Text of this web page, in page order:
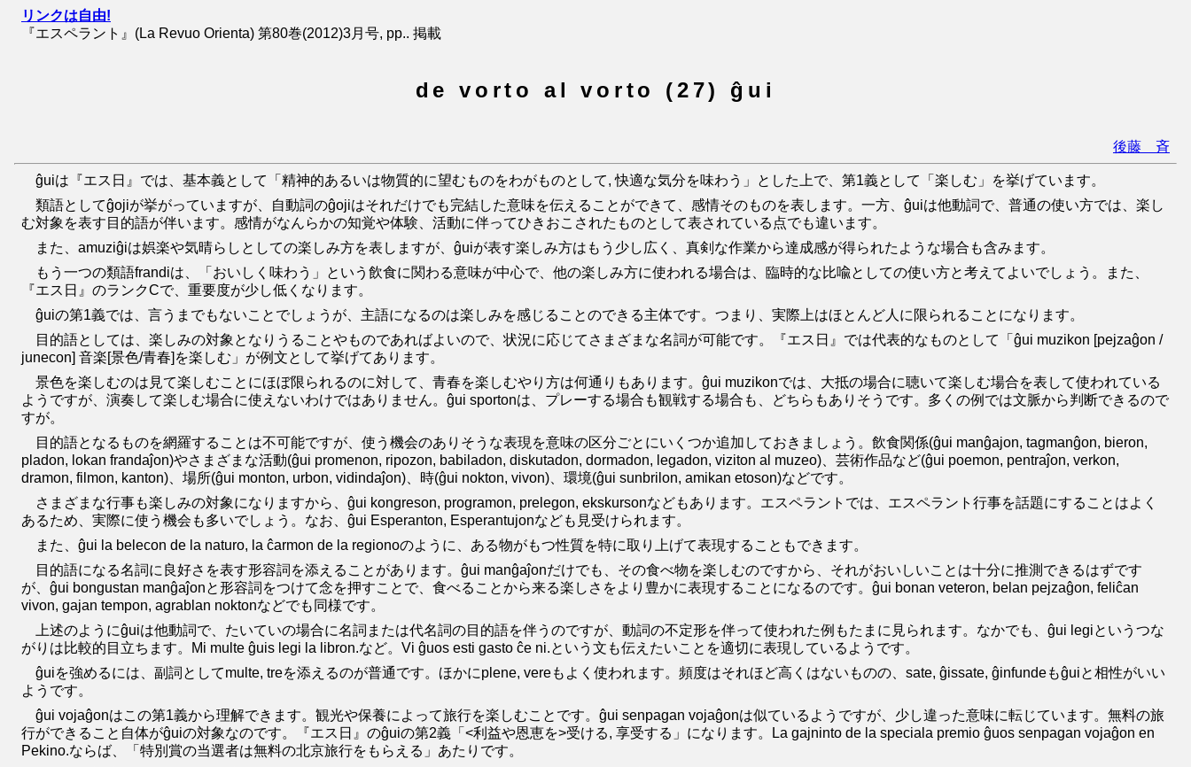
リンクは自由!
『エスペラント』(La Revuo Orienta) 第80巻(2012)3月号, pp.. 掲載
de vorto al vorto (27) ĝui
後藤 斉
ĝuiは『エス日』では、基本義として「精神的あるいは物質的に望むものをわがものとして, 快適な気分を味わう」とした上で、第1義として「楽しむ」を挙げています。
類語としてĝojiが挙がっていますが、自動詞のĝojiはそれだけでも完結した意味を伝えることができて、感情そのものを表します。一方、ĝuiは他動詞で、普通の使い方では、楽し
む対象を表す目的語が伴います。感情がなんらかの知覚や体験、活動に伴ってひきおこされたものとして表されている点でも違います。
また、amuziĝiは娯楽や気晴らしとしての楽しみ方を表しますが、ĝuiが表す楽しみ方はもう少し広く、真剣な作業から達成感が得られたような場合も含みます。
もう一つの類語frandiは、「おいしく味わう」という飲食に関わる意味が中心で、他の楽しみ方に使われる場合は、臨時的な比喩としての使い方と考えてよいでしょう。また、
『エス日』のランクCで、重要度が少し低くなります。
ĝuiの第1義では、言うまでもないことでしょうが、主語になるのは楽しみを感じることのできる主体です。つまり、実際上はほとんど人に限られることになります。
目的語としては、楽しみの対象となりうることやものであればよいので、状況に応じてさまざまな名詞が可能です。『エス日』では代表的なものとして「ĝui muzikon [pejzaĝon /
junecon] 音楽[景色/青春]を楽しむ」が例文として挙げてあります。
景色を楽しむのは見て楽しむことにほぼ限られるのに対して、青春を楽しむやり方は何通りもあります。ĝui muzikonでは、大抵の場合に聴いて楽しむ場合を表して使われている
ようですが、演奏して楽しむ場合に使えないわけではありません。ĝui sportonは、プレーする場合も観戦する場合も、どちらもありそうです。多くの例では文脈から判断できるので
すが。
目的語となるものを網羅することは不可能ですが、使う機会のありそうな表現を意味の区分ごとにいくつか追加しておきましょう。飲食関係(ĝui manĝajon, tagmanĝon, bieron,
pladon, lokan frandaĵon)やさまざまな活動(ĝui promenon, ripozon, babiladon, diskutadon, dormadon, legadon, viziton al muzeo)、芸術作品など(ĝui poemon, pentraĵon, verkon,
dramon, filmon, kanton)、場所(ĝui monton, urbon, vidindaĵon)、時(ĝui nokton, vivon)、環境(ĝui sunbrilon, amikan etoson)などです。
さまざまな行事も楽しみの対象になりますから、ĝui kongreson, programon, prelegon, ekskursonなどもあります。エスペラントでは、エスペラント行事を話題にすることはよく
あるため、実際に使う機会も多いでしょう。なお、ĝui Esperanton, Esperantujonなども見受けられます。
また、ĝui la belecon de la naturo, la ĉarmon de la regionoのように、ある物がもつ性質を特に取り上げて表現することもできます。
目的語になる名詞に良好さを表す形容詞を添えることがあります。ĝui manĝaĵonだけでも、その食べ物を楽しむのですから、それがおいしいことは十分に推測できるはずです
が、ĝui bongustan manĝaĵonと形容詞をつけて念を押すことで、食べることから来る楽しさをより豊かに表現することになるのです。ĝui bonan veteron, belan pejzaĝon, feliĉan
vivon, gajan tempon, agrablan noktonなどでも同様です。
上述のようにĝuiは他動詞で、たいていの場合に名詞または代名詞の目的語を伴うのですが、動詞の不定形を伴って使われた例もたまに見られます。なかでも、ĝui legiというつな
がりは比較的目立ちます。Mi multe ĝuis legi la libron.など。Vi ĝuos esti gasto ĉe ni.という文も伝えたいことを適切に表現しているようです。
ĝuiを強めるには、副詞としてmulte, treを添えるのが普通です。ほかにplene, vereもよく使われます。頻度はそれほど高くはないものの、sate, ĝissate, ĝinfundeもĝuiと相性がいい
ようです。
ĝui vojaĝonはこの第1義から理解できます。観光や保養によって旅行を楽しむことです。ĝui senpagan vojaĝonは似ているようですが、少し違った意味に転じています。無料の旅
行ができること自体がĝuiの対象なのです。『エス日』のĝuiの第2義「<利益や恩恵を>受ける, 享受する」になります。La gajninto de la speciala premio ĝuos senpagan vojaĝon en
Pekino.ならば、「特別賞の当選者は無料の北京旅行をもらえる」あたりです。